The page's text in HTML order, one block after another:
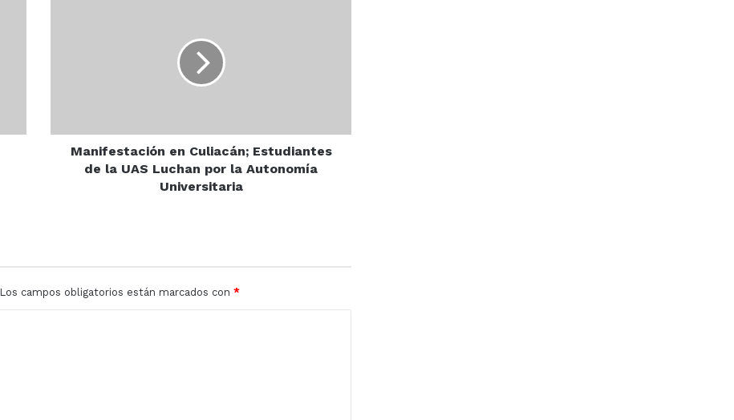
por
Autonomía
Manifestación en Culiacán; Estudiantes
de la UAS Luchan por la Autonomía
Universitaria
Los campos obligatorios están marcados con *